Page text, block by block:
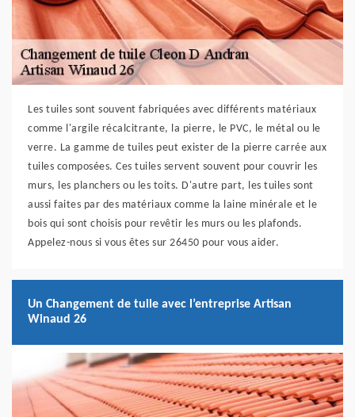
Les tuiles sont souvent fabriquées avec différents matériaux
comme l'argile récalcitrante, la pierre, le PVC, le métal ou le
verre. La gamme de tuiles peut exister de la pierre carrée aux
tuiles composées. Ces tuiles servent souvent pour couvrir les
murs, les planchers ou les toits. D'autre part, les tuiles sont
aussi faites par des matériaux comme la laine minérale et le
bois qui sont choisis pour revêtir les murs ou les plafonds.
Appelez-nous si vous êtes sur 26450 pour vous aider.
Un Changement de tuile avec l’entreprise Artisan
Winaud 26